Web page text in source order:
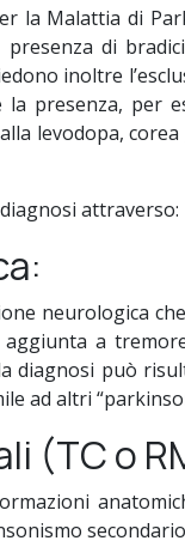
la Malattia di
presenza di
inoltre
presenza, per
levodopa,
attraverso:
neurologica
a
diagnosi può
ad altri
(TC o